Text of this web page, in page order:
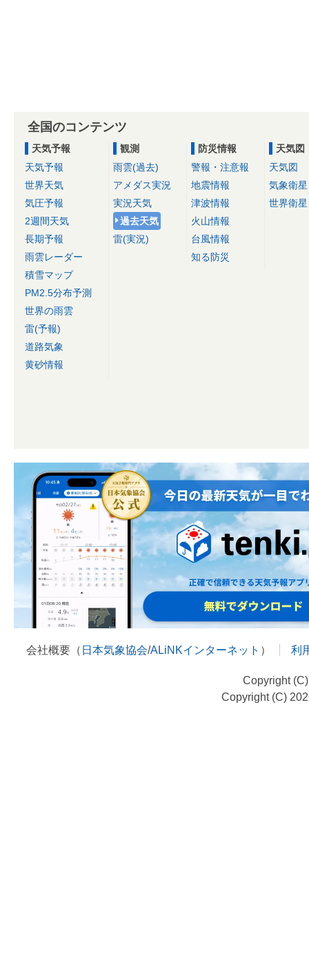
全国のコンテンツ
天気予報
天気予報
世界天気
気圧予報
2週間天気
長期予報
雨雲レーダー
積雪マップ
PM2.5分布予測
世界の雨雲
雷(予報)
道路気象
黄砂情報
観測
雨雲(過去)
アメダス実況
実況天気
過去天気
雷(実況)
防災情報
警報・注意報
地震情報
津波情報
火山情報
台風情報
知る防災
天気図
天気図
気象衛星
世界衛星
会社概要（ 日本気象協会/ALiNKインターネット ） 利
Copyright
Copyright (C)